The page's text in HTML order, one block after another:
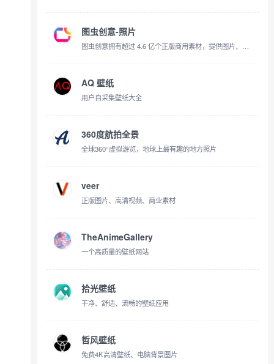
图虫创意-照片
图虫创意拥有超过 4.6 亿个正版商用素材，提供图片、视频、音频等素材在线下载。官方授权证明，购买一次可永久使用。创意素材内容涵盖人物、动物、风景、美食、旅游、建筑、时尚等类别，适用于设计、广告、新媒体等素材运用场景。
AQ 壁纸
用户自采集壁纸大全
360度航拍全景
全球360°虚拟游览，地球上最有趣的地方照片
veer
正版图片、高清视频、商业素材
TheAnimeGallery
一个高质量的壁纸网站
拾光壁纸
干净、舒适、流畅的壁纸应用
哲风壁纸
免费4K高清壁纸、电脑背景图片